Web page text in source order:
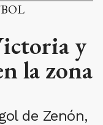
y
la zona
de Zenón,